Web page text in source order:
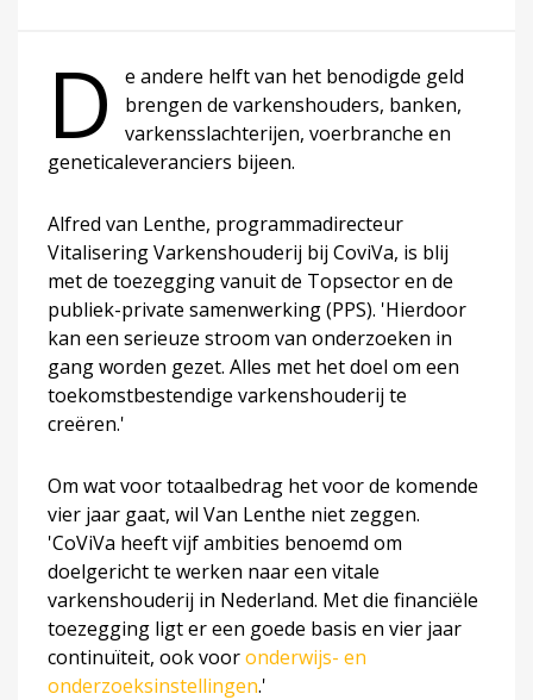
D
e andere helft van het benodigde geld
brengen de varkenshouders, banken,
varkensslachterijen, voerbranche en
geneticaleveranciers bijeen.
Alfred van Lenthe, programmadirecteur
Vitalisering Varkenshouderij bij CoviVa, is blij
met de toezegging vanuit de Topsector en de
publiek-private samenwerking (PPS). 'Hierdoor
kan een serieuze stroom van onderzoeken in
gang worden gezet. Alles met het doel om een
toekomstbestendige varkenshouderij te
creëren.'
Om wat voor totaalbedrag het voor de komende
vier jaar gaat, wil Van Lenthe niet zeggen.
'CoViVa heeft vijf ambities benoemd om
doelgericht te werken naar een vitale
varkenshouderij in Nederland. Met die financiële
toezegging ligt er een goede basis en vier jaar
continuïteit, ook vooronderwijs- en
onderzoeksinstellingen.'